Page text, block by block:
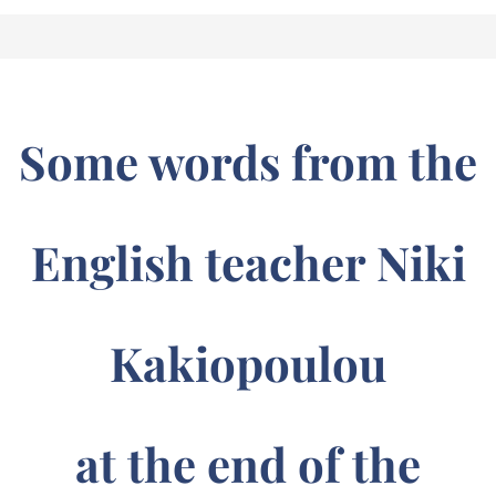
Some words from the
English teacherNiki
Kakiopoulou
at the end of the